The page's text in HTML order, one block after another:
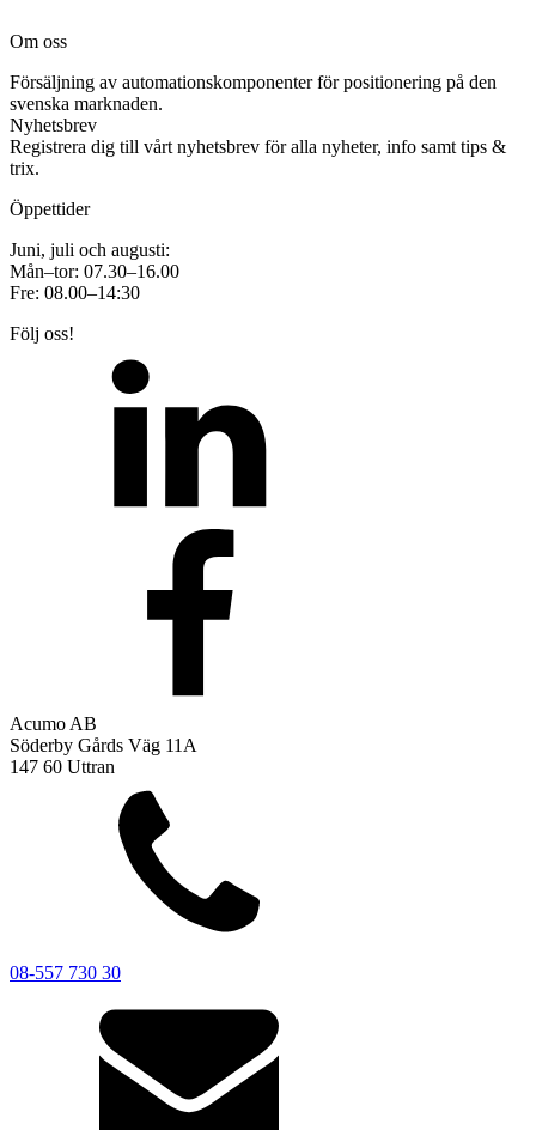
Om oss
Försäljning av automationskomponenter för positionering på den
svenska marknaden.
Nyhetsbrev
Registrera dig till vårt nyhetsbrev för alla nyheter, info samt tips &
trix.
Öppettider
Juni, juli och augusti:
Mån–tor: 07.30–16.00
Fre: 08.00–14:30
Följ oss!
Acumo AB
Söderby Gårds Väg 11A
147 60 Uttran
08-557 730 30